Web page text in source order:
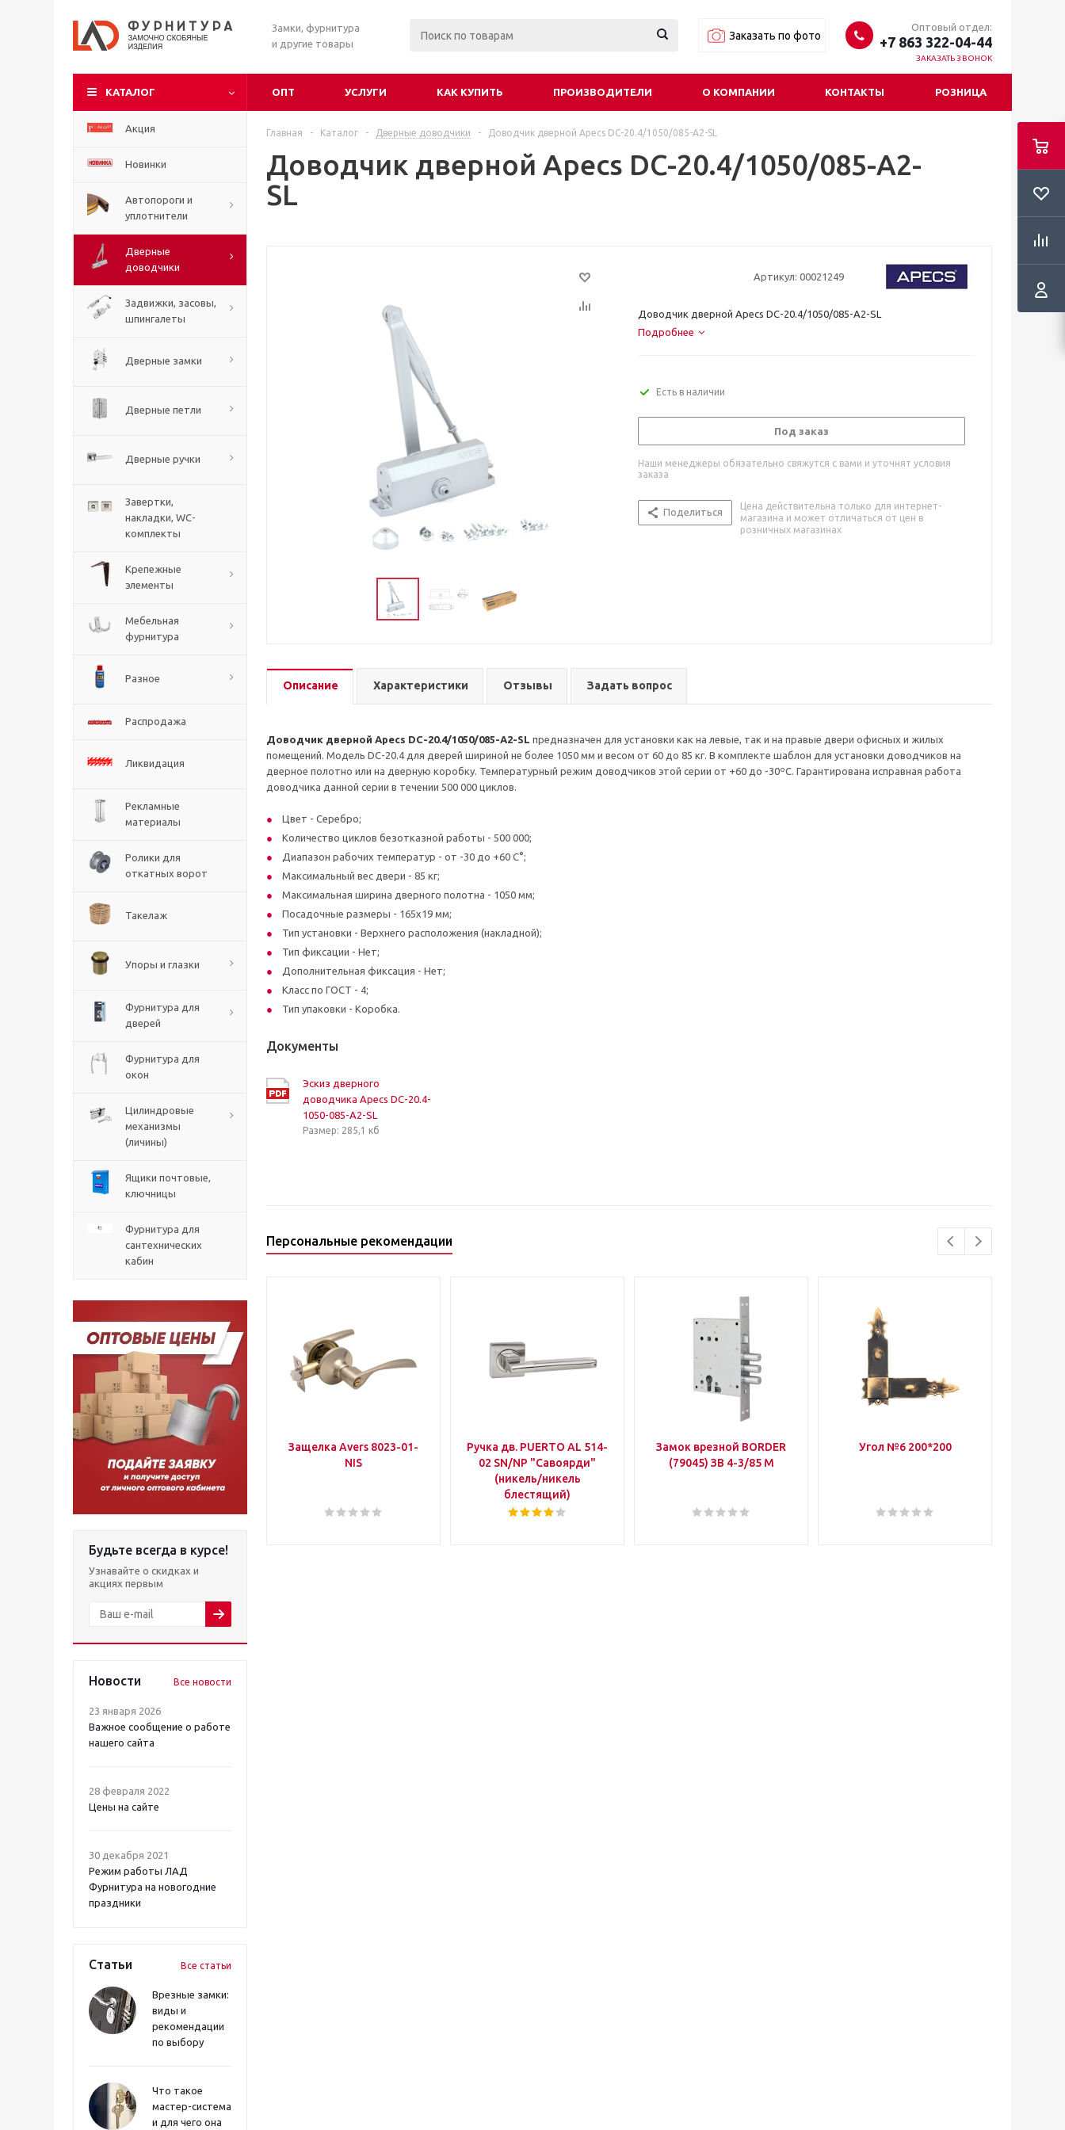
Замки, фурнитура
и другие товары
Заказать по фото
Оптовый отдел:
+7 863 322-04-44
ЗАКАЗАТЬ ЗВОНОК
КАТАЛОГ ОПТ УСЛУГИ КАК КУПИТЬ ПРОИЗВОДИТЕЛИ О КОМПАНИИ КОНТАКТЫ РОЗНИЦА
Акция
Новинки
Автопороги и
уплотнители
Дверные
доводчики
Задвижки, засовы,
шпингалеты
Дверные замки
Дверные петли
Дверные ручки
Завертки,
накладки, WC-
комплекты
Крепежные
элементы
Мебельная
фурнитура
Разное
Распродажа
Ликвидация
Рекламные
материалы
Ролики для
откатных ворот
Такелаж
Упоры и глазки
Фурнитура для
дверей
Фурнитура для
окон
Цилиндровые
механизмы
(личины)
Ящики почтовые,
ключницы
Фурнитура для
сантехнических
кабин
Будьте всегда в курсе!
Узнавайте о скидках и
акциях первым
Новости Все новости
23 января 2026
Важное сообщение о работе
нашего сайта
28 февраля 2022
Цены на сайте
30 декабря 2021
Режим работы ЛАД
Фурнитура на новогодние
праздники
Статьи Все статьи
Врезные замки:
виды и
рекомендации
по выбору
Что такое
мастер-система
и для чего она
Главная - Каталог - Дверные доводчики - Доводчик дверной Apecs DC-20.4/1050/085-А2-SL
Доводчик дверной Apecs DC-20.4/1050/085-А2-
SL
Артикул: 00021249
Доводчик дверной Apecs DC-20.4/1050/085-А2-SL
Подробнее
Есть в наличии
Под заказ
Наши менеджеры обязательно свяжутся с вами и уточнят условия
заказа
Поделиться
Цена действительна только для интернет-
магазина и может отличаться от цен в
розничных магазинах
Описание Характеристики Отзывы Задать вопрос
Доводчик дверной Apecs DC-20.4/1050/085-А2-SL предназначен для установки как на левые, так и на правые двери офисных и жилых
помещений. Модель DC-20.4 для дверей шириной не более 1050 мм и веcом от 60 до 85 кг. В комплекте шаблон для установки доводчиков на
дверное полотно или на дверную коробку. Температурный режим доводчиков этой серии от +60 до -30ºC. Гарантирована исправная работа
доводчика данной серии в течении 500 000 циклов.
Цвет - Серебро;
Количество циклов безотказной работы - 500 000;
Диапазон рабочих температур - от -30 до +60 C°;
Максимальный вес двери - 85 кг;
Максимальная ширина дверного полотна - 1050 мм;
Посадочные размеры - 165x19 мм;
Тип установки - Верхнего расположения (накладной);
Тип фиксации - Нет;
Дополнительная фиксация - Нет;
Класс по ГОСТ - 4;
Тип упаковки - Коробка.
Документы
Эскиз дверного
доводчика Apecs DC-20.4-
1050-085-А2-SL
Размер: 285,1 кб
Персональные рекомендации
Защелка Avers 8023-01-
NIS
Ручка дв. PUERTO AL 514-
02 SN/NP "Савоярди"
(никель/никель
блестящий)
Замок врезной BORDER
(79045) ЗВ 4-3/85 М
Угол №6 200*200